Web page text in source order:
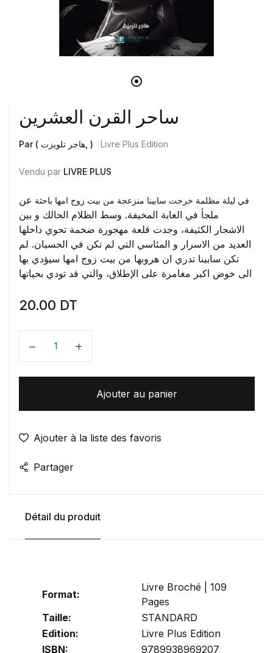
ساحر القرن العشرين
Par ( هاجر تلويزت, ) Livre Plus Edition
Vendu par LIVRE PLUS
في لیلة مظلمة خرجت سابینا منزعجة من بیت زوج امھا باحثة عن
ملجأ في الغابة المخیفة. وسط الظلام الحالك و بین
الاشجار الكثیفة، وجدت قلعة مھجورة ضخمة تحوي داخلھا
العدید من الاسرار و المئاسي التي لم تكن في الحسبان. لم
تكن سابینا تدري ان ھروبھا من بیت زوج امھا سیؤدي بھا
الى خوض اكبر مغامرة على الإطلاق، والتي قد تودي بحیاتھا
20.00 DT
Quantité
Ajouter au panier
Ajouter à la liste des favoris
Partager
Détail du produit
Format:
Livre Broché | 109
Pages
Taille:
STANDARD
Edition:
Livre Plus Edition
ISBN:
9789938969207